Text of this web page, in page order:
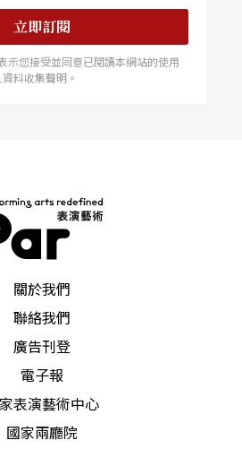
立即訂閱
示您接受並同意已閱讀本網站的使用
料收集聲明。
關於我們
聯絡我們
廣告刊登
電子報
表演藝術中心
國家兩廳院